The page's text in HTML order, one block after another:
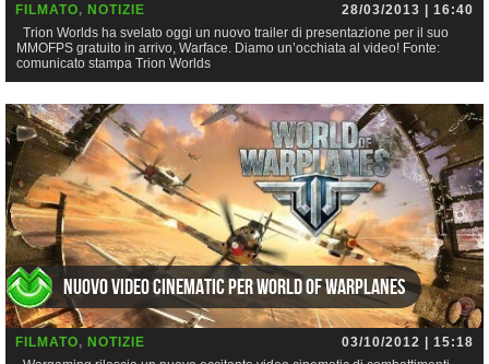
FILMATO, NOTIZIE
28/03/2013 | 16:40
Trion Worlds ha svelato oggi un nuovo trailer di presentazione per il suo
MMOFPS gratuito in arrivo, Warface. Diamo un’occhiata al video! Fonte:
comunicato stampa Trion Worlds
Nuovo video cinematic per World of Warplanes
FILMATO, NOTIZIE
03/10/2012 | 15:18